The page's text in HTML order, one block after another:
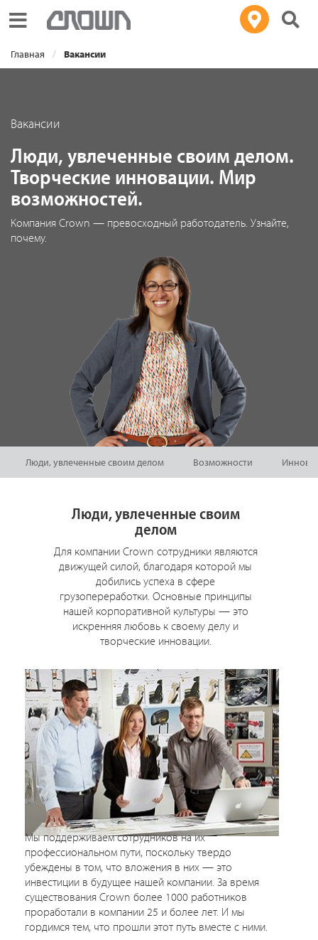
Toggle navigation
Главная Вакансии
Вакансии
Люди, увлеченные своим делом.
Творческие инновации. Мир
возможностей.
Компания Crown — превосходный работодатель. Узнайте,
почему.
Люди, увлеченные своим делом Возможности
Люди, увлеченные своим
делом
Для компании Crown сотрудники являются
движущей силой, благодаря которой мы
добились успеха в сфере
грузопереработки. Основные принципы
нашей корпоративной культуры — это
искренняя любовь к своему делу и
творческие инновации.
Мы поддерживаем сотрудников на их
профессиональном пути, поскольку твердо
убеждены в том, что вложения в них — это
инвестиции в будущее нашей компании. За время
существования Crown более 1000 работников
проработали в компании 25 и более лет. И мы
гордимся тем, что прошли этот путь вместе с ними.